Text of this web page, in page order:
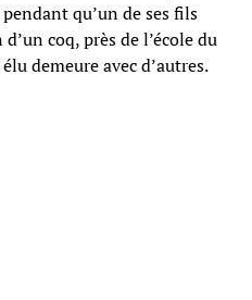
qu’un de ses fils
coq, près de l’école du
demeure avec d’autres.